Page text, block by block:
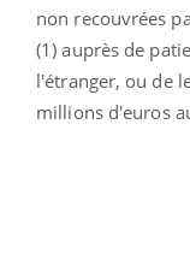
non recouvrées
(1) auprès de
l'étranger, ou de
millions d'euros